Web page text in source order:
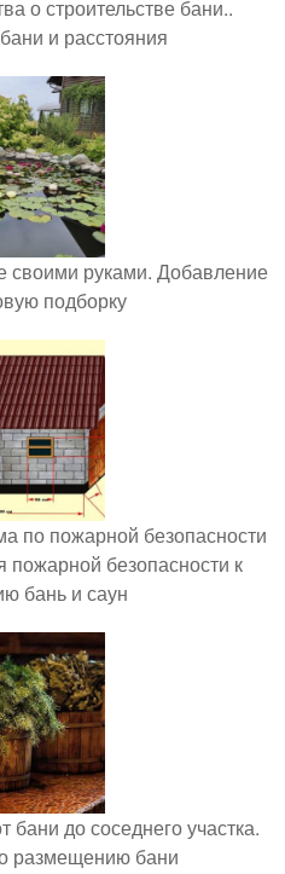
о строительстве бани..
и расстояния
своими руками. Добавление
подборку
по пожарной безопасности
пожарной безопасности к
бань и саун
бани до соседнего участка.
размещению бани